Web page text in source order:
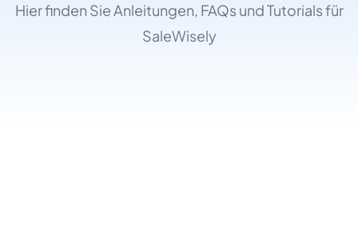
Hier finden Sie Anleitungen, FAQs und Tutorials für
SaleWisely